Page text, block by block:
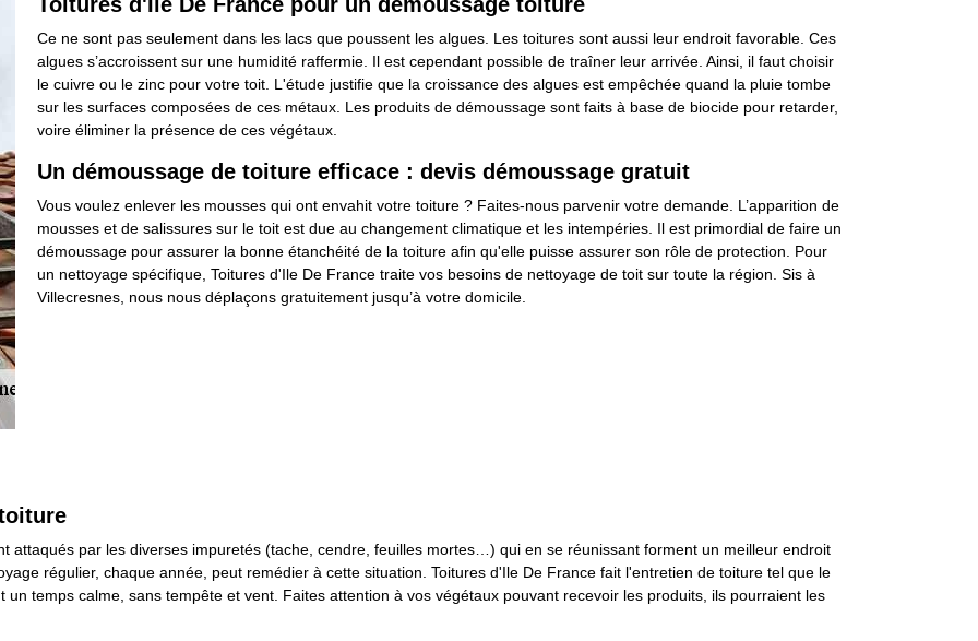
Ce ne sont pas seulement dans les lacs que poussent les algues. Les toitures sont aussi leur endroit favorable. Ces
algues s’accroissent sur une humidité raffermie. Il est cependant possible de traîner leur arrivée. Ainsi, il faut choisir
le cuivre ou le zinc pour votre toit. L'étude justifie que la croissance des algues est empêchée quand la pluie tombe
sur les surfaces composées de ces métaux. Les produits de démoussage sont faits à base de biocide pour retarder,
voire éliminer la présence de ces végétaux.
Un démoussage de toiture efficace : devis démoussage gratuit
Vous voulez enlever les mousses qui ont envahit votre toiture ? Faites-nous parvenir votre demande. L’apparition de
mousses et de salissures sur le toit est due au changement climatique et les intempéries. Il est primordial de faire un
démoussage pour assurer la bonne étanchéité de la toiture afin qu'elle puisse assurer son rôle de protection. Pour
un nettoyage spécifique, Toitures d'Ile De France traite vos besoins de nettoyage de toit sur toute la région. Sis à
Villecresnes, nous nous déplaçons gratuitement jusqu’à votre domicile.
attaqués par les diverses impuretés (tache, cendre, feuilles mortes…) qui en se réunissant forment un meilleur endroit
régulier, chaque année, peut remédier à cette situation. Toitures d'Ile De France fait l'entretien de toiture tel que le
temps calme, sans tempête et vent. Faites attention à vos végétaux pouvant recevoir les produits, ils pourraient les